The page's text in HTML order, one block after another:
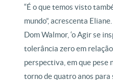
“É o que temos visto
mundo”, acrescenta
Dom Walmor, ‘o Agir se
tolerância zero em relação
perspectiva, em que pese
torno de quatro anos